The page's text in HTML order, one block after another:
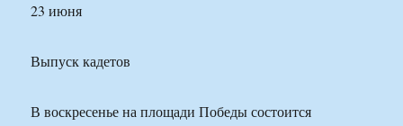
23 июня
Выпуск кадетов
В воскресенье на площади Победы состоится